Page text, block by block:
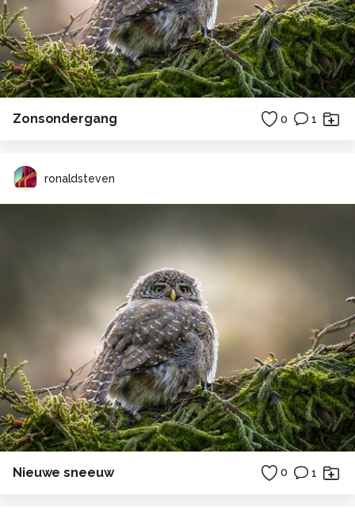
Zonsondergang 0 1
ronaldsteven
Nieuwe sneeuw 0 1